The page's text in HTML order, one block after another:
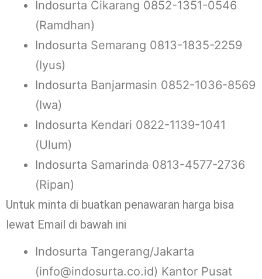
Indosurta Cikarang 0852-1351-0546
(Ramdhan)
Indosurta Semarang 0813-1835-2259
(Iyus)
Indosurta Banjarmasin 0852-1036-8569
(Iwa)
Indosurta Kendari 0822-1139-1041
(Ulum)
Indosurta Samarinda 0813-4577-2736
(Ripan)
Untuk minta di buatkan penawaran harga bisa
lewat Email di bawah ini
Indosurta Tangerang/Jakarta
(info@indosurta.co.id) Kantor Pusat